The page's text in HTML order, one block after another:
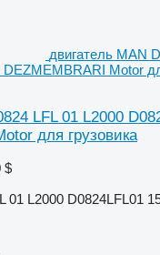
двигатель MAN
Motor
LFL 01 L2000
для грузовика
$
01 L2000 D0824LFL01